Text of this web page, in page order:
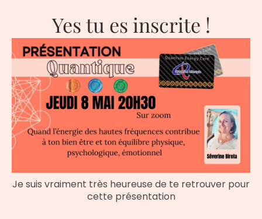
Yes tu es inscrite !
Je suis vraiment très heureuse de te retrouver pour
cette présentation